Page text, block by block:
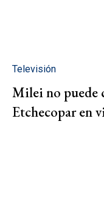
Televisión
Milei no puede
Etchecopar en